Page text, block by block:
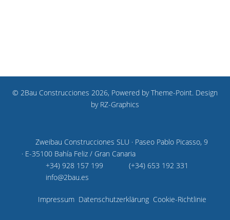
© 2Bau Construcciones 2026, Powered byTheme-Point. Design
by RZ-Graphics
Zweibau Construcciones SLU · Paseo Pablo Picasso, 9
· E-35100 Bahía Feliz / Gran Canaria
+34) 928 157 199
(+34) 653 192 331
info@2bau.es
Impressum Datenschutzerklärung Cookie-Richtlinie